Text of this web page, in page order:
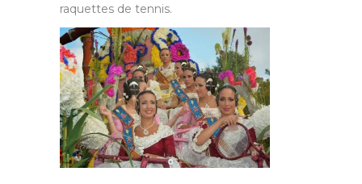
raquettes de tennis.